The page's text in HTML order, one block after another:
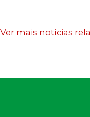
Ver mais notícias